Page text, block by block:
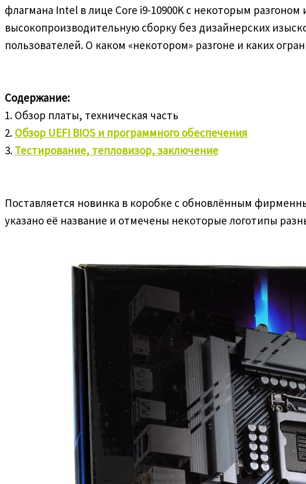
флагмана Intel в лице Core i9-10900K с некоторым
высокопроизводительную сборку без дизайнерских
пользователей. О каком «некотором» разгоне и каких
Содержание:
1. Обзор платы, техническая часть
2. Обзор UEFI BIOS и программного обеспечения
3. Тестирование, тепловизор, заключение
Поставляется новинка в коробке с обновлённым
указано её название и отмечены некоторые логотипы